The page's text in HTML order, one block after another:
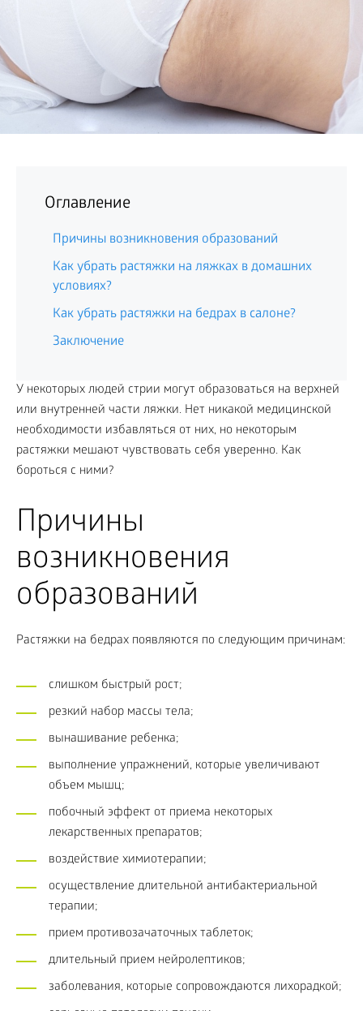
Оглавление
Причины возникновения образований
Как убрать растяжки на ляжках в домашних
условиях?
Как убрать растяжки на бедрах в салоне?
Заключение
У некоторых людей стрии могут образоваться на верхней
или внутренней части ляжки. Нет никакой медицинской
необходимости избавляться от них, но некоторым
растяжки мешают чувствовать себя уверенно. Как
бороться с ними?
Причины
возникновения
образований
Растяжки на бедрах появляются по следующим причинам:
слишком быстрый рост;
резкий набор массы тела;
вынашивание ребенка;
выполнение упражнений, которые увеличивают
объем мышц;
побочный эффект от приема некоторых
лекарственных препаратов;
воздействие химиотерапии;
осуществление длительной антибактериальной
терапии;
прием противозачаточных таблеток;
длительный прием нейролептиков;
заболевания, которые сопровождаются лихорадкой;